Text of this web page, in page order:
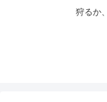
狩るか